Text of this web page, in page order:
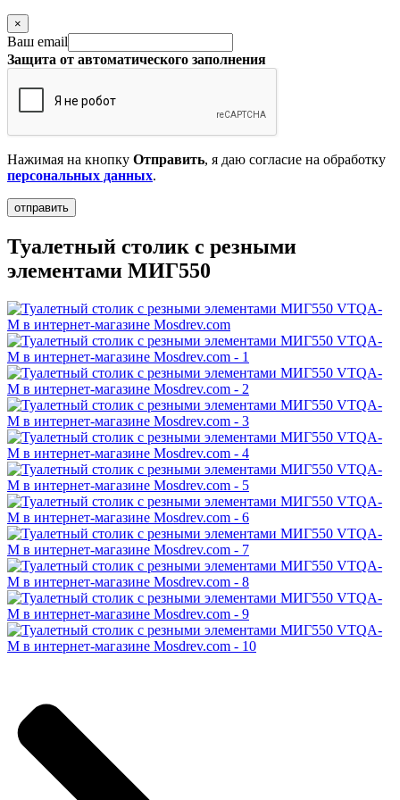
×
Ваш email
Защита от автоматического заполнения
Нажимая на кнопку Отправить, я даю согласие на обработку
персональных данных.
Туалетный столик с резными
элементами МИГ550